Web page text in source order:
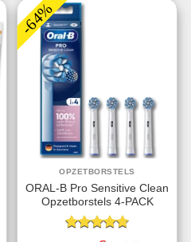
-64%
OPZETBORSTELS
ORAL-B Pro Sensitive Clean
Opzetborstels 4-PACK